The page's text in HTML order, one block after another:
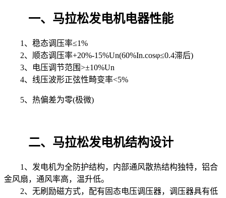
一、马拉松发电机电器性能
1、稳态调压率≤1%
2、顺态调压率+20%-15%Un(60%In.cosφ≤0.4滞后)
3、电压调节范围>±10%Un
4、线压波形正弦性畸变率<5%
5、热偏差为零(极微)
二、马拉松发电机结构设计
1、发电机为全防护结构，内部通风散热结构独特，铝合
金风扇，通风率高，温升低。
2、无刷励磁方式，配有固态电压调压器，调压器具有低